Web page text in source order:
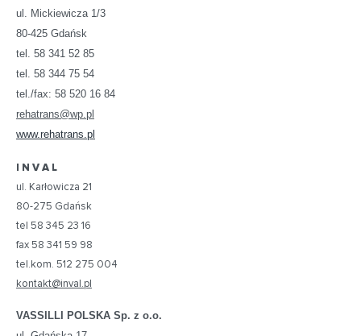
ul. Mickiewicza 1/3
80-425 Gdańsk
tel. 58 341 52 85
tel. 58 344 75 54
tel./fax: 58 520 16 84
rehatrans@wp.pl
www.rehatrans.pl
I N V A L
ul. Karłowicza 21
80-275 Gdańsk
tel 58 345 23 16
fax 58 341 59 98
tel.kom. 512 275 004
kontakt@inval.pl
VASSILLI POLSKA Sp. z o.o.